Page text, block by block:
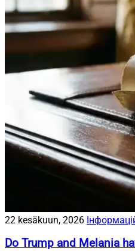
22 kesäkuun, 2026
Do Trump and Melania